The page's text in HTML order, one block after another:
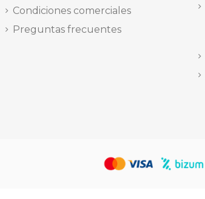
Condiciones comerciales
Preguntas frecuentes